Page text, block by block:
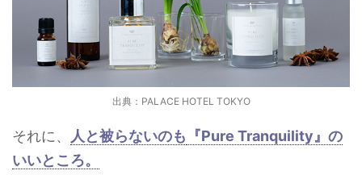
出典：PALACE HOTEL TOKYO
それに、 人と被らないのも 『Pure Tranquility』の
いいところ。